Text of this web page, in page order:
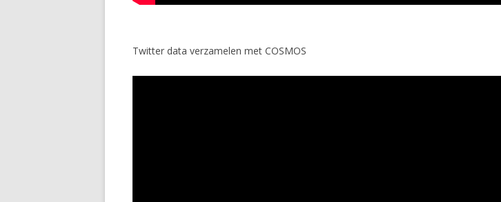
Twitter data verzamelen met COSMOS